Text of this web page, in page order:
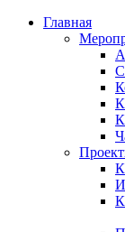
Главная